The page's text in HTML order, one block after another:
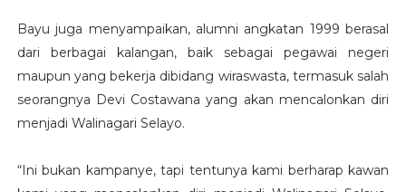
Bayu juga menyampaikan, alumni angkatan 1999 berasal
dari berbagai kalangan, baik sebagai pegawai negeri
maupun yang bekerja dibidang wiraswasta, termasuk salah
seorangnya Devi Costawana yang akan mencalonkan diri
menjadi Walinagari Selayo.
“Ini bukan kampanye, tapi tentunya kami berharap kawan